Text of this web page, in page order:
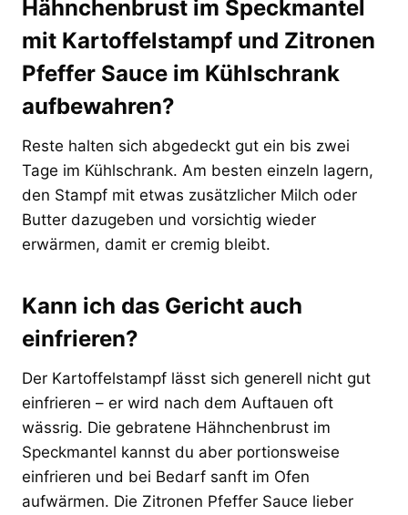
Hähnchenbrust im Speckmantel
mit Kartoffelstampf und Zitronen
Pfeffer Sauce im Kühlschrank
aufbewahren?
Reste halten sich abgedeckt gut ein bis zwei
Tage im Kühlschrank. Am besten einzeln lagern,
den Stampf mit etwas zusätzlicher Milch oder
Butter dazugeben und vorsichtig wieder
erwärmen, damit er cremig bleibt.
Kann ich das Gericht auch
einfrieren?
Der Kartoffelstampf lässt sich generell nicht gut
einfrieren – er wird nach dem Auftauen oft
wässrig. Die gebratene Hähnchenbrust im
Speckmantel kannst du aber portionsweise
einfrieren und bei Bedarf sanft im Ofen
aufwärmen. Die Zitronen Pfeffer Sauce lieber